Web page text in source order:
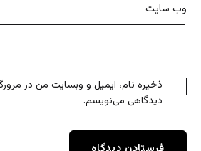
وب‌ سایت
ذخیره نام، ایمیل و وبسایت من در
دیدگاهی می‌نویسم.